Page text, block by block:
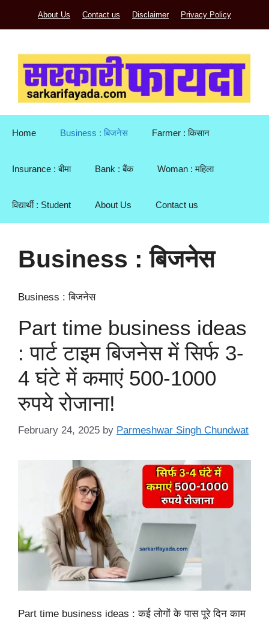
About Us Contact us Disclaimer Privacy Policy
Home Business : बिजनेस Farmer : किसान
Insurance : बीमा Bank : बैंक Woman : महिला
विद्यार्थी : Student About Us Contact us
Business : बिजनेस
Business : बिजनेस
Part time business ideas
: पार्ट टाइम बिजनेस में सिर्फ 3-
4 घंटे में कमाएं 500-1000
रुपये रोजाना!
February 24, 2025 by Parmeshwar Singh Chundwat
Part time business ideas : कई लोगों के पास पूरे दिन काम